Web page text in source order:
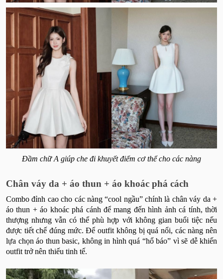
Đầm chữ A giúp che đi khuyết điểm cơ thể cho các nàng
Chân váy da + áo thun + áo khoác phá cách
Combo đỉnh cao cho các nàng “cool ngầu” chính là chân váy da +
áo thun + áo khoác phá cánh để mang đến hình ảnh cá tính, thời
thượng nhưng vẫn có thể phù hợp với không gian buổi tiệc nếu
được tiết chế đúng mức. Để outfit không bị quá nổi, các nàng nên
lựa chọn áo thun basic, không in hình quá “hổ báo” vì sẽ dễ khiến
outfit trở nên thiếu tinh tế.